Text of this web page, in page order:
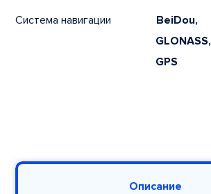
Система навигации
BeiDou,
GLONASS,
GPS
Описание